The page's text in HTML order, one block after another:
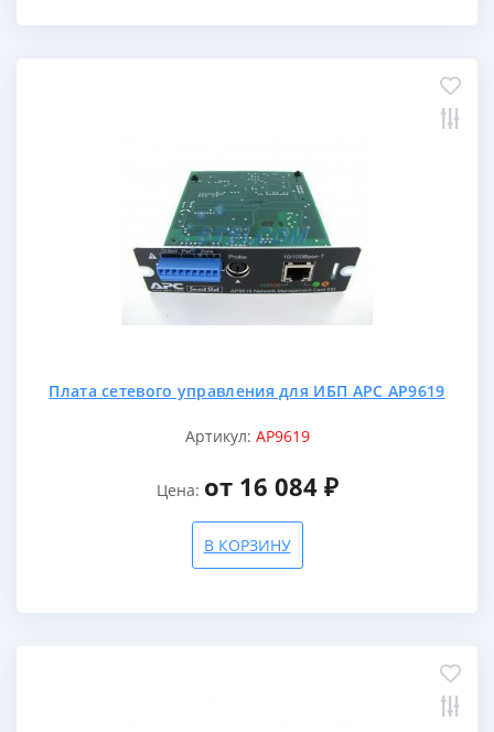
Плата сетевого управления для ИБП APC AP9619
Артикул: AP9619
Цена: от 16 084 ₽
В КОРЗИНУ